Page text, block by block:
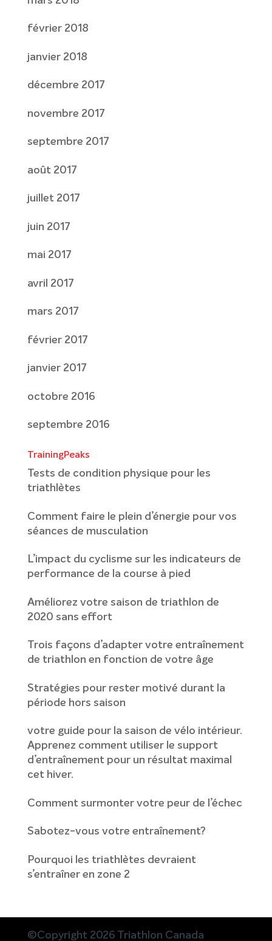
février 2018
janvier 2018
décembre 2017
novembre 2017
septembre 2017
août 2017
juillet 2017
juin 2017
mai 2017
avril 2017
mars 2017
février 2017
janvier 2017
octobre 2016
septembre 2016
TrainingPeaks
Tests de condition physique pour les
triathlètes
Comment faire le plein d’énergie pour vos
séances de musculation
L’impact du cyclisme sur les indicateurs de
performance de la course à pied
Améliorez votre saison de triathlon de
2020 sans effort
Trois façons d’adapter votre entraînement
de triathlon en fonction de votre âge
Stratégies pour rester motivé durant la
période hors saison
votre guide pour la saison de vélo intérieur.
Apprenez comment utiliser le support
d’entraînement pour un résultat maximal
cet hiver.
Comment surmonter votre peur de l’échec
Sabotez-vous votre entraînement?
Pourquoi les triathlètes devraient
s’entraîner en zone 2
©Copyright 2026 Triathlon Canada